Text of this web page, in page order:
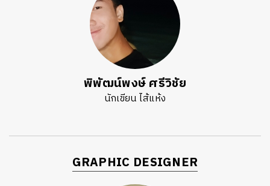
พิพัฒน์พงษ์ ศรีวิชัย
นักเขียน ไส้แห้ง
GRAPHIC DESIGNER